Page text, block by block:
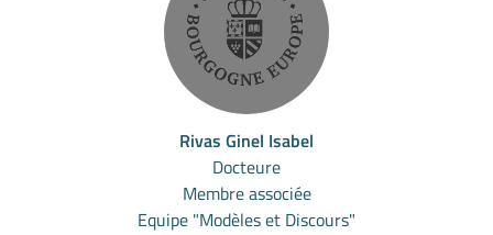
Rivas Ginel Isabel
Docteure
Membre associée
Equipe "Modèles et Discours"